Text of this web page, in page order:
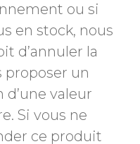
ou si
en stock, nous
d’annuler la
proposer un
valeur
Si vous ne
ce produit